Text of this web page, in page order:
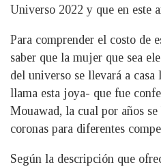
Universo 2022 y que en este
Para comprender el costo de
saber que la mujer que sea
del universo se llevará a
llama esta joya- que fue
Mouawad, la cual por años
coronas para diferentes
Según la descripción que